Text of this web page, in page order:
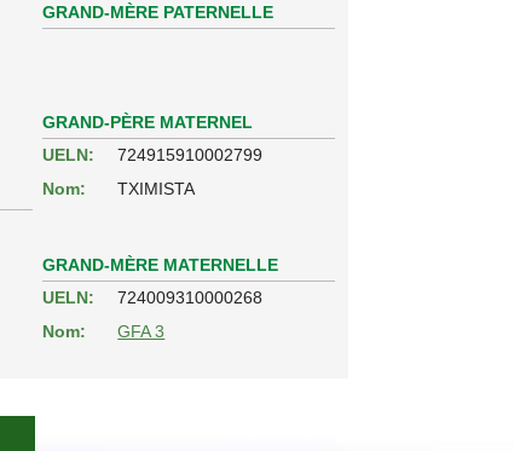
GRAND-MÈRE PATERNELLE
GRAND-PÈRE MATERNEL
UELN:
724915910002799
Nom:
TXIMISTA
GRAND-MÈRE MATERNELLE
UELN:
724009310000268
Nom:
GFA 3